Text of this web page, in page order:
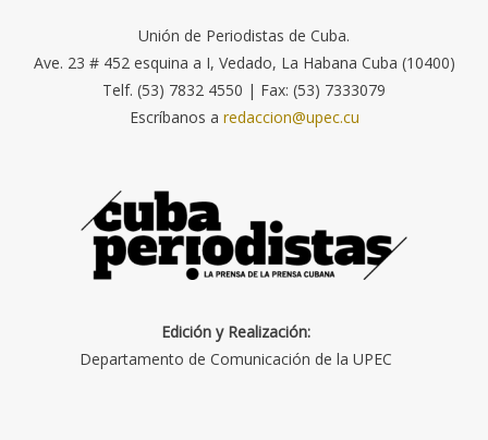
Unión de Periodistas de Cuba.
Ave. 23 # 452 esquina a I, Vedado, La Habana Cuba (10400)
Telf. (53) 7832 4550 | Fax: (53) 7333079
Escríbanos a redaccion@upec.cu
Edición y Realización:
Departamento de Comunicación de la UPEC